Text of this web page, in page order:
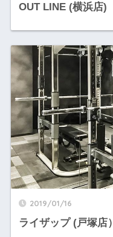
OUT LINE (横浜店)
2019/01/16
ライザップ (戸塚店）